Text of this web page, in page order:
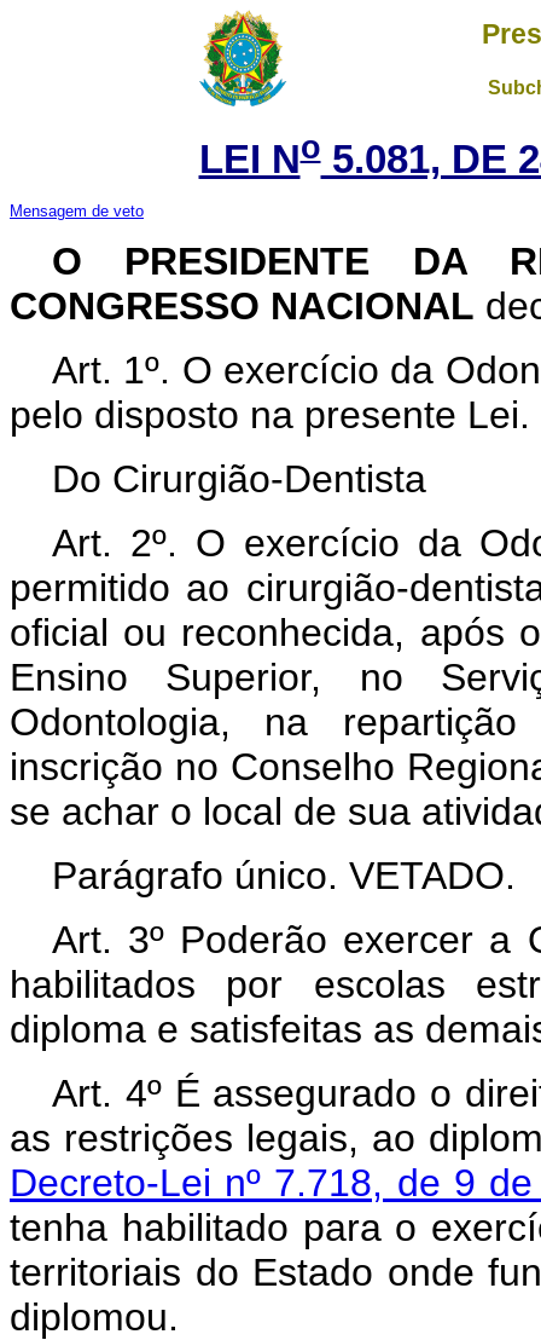
LEI No5.081, DE
Mensagem de veto
O PRESIDENTE DA
CONGRESSO NACIONAL
Art. 1º. O exercício da
pelo disposto na presente Lei.
Do Cirurgião-Dentista
Art. 2º. O exercício da
permitido ao cirurgião-
oficial ou reconhecida, após
Ensino Superior, no
Odontologia, na
inscrição no Conselho
se achar o local de sua
Parágrafo único. VETADO.
Art. 3º Poderão exercer a
habilitados por escolas
diploma e satisfeitas as
Art. 4º É assegurado o
as restrições legais, ao
Decreto-Lei nº 7.718, de 9
tenha habilitado para o
territoriais do Estado onde
diplomou.